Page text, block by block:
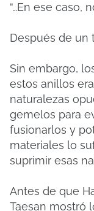
“…En ese caso,
Después de un
Sin embargo,
estos anillos
naturalezas
gemelos para
fusionarlos y
materiales lo
suprimir esas
Antes de que
Taesan mostró